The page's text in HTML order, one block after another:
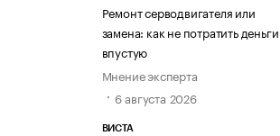
Ремонт серводвигателя или
замена: как не потратить деньги
впустую
Мнение эксперта
6 августа 2026
ВИСТА